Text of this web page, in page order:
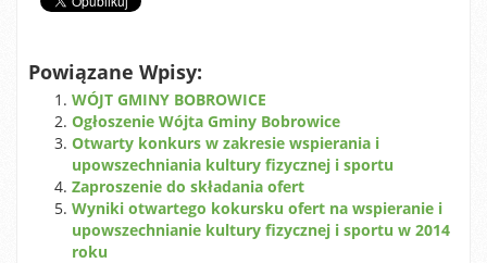
Powiązane Wpisy:
WÓJT GMINY BOBROWICE
Ogłoszenie Wójta Gminy Bobrowice
Otwarty konkurs w zakresie wspierania i
upowszechniania kultury fizycznej i sportu
Zaproszenie do składania ofert
Wyniki otwartego kokursku ofert na wspieranie i
upowszechnianie kultury fizycznej i sportu w 2014
roku